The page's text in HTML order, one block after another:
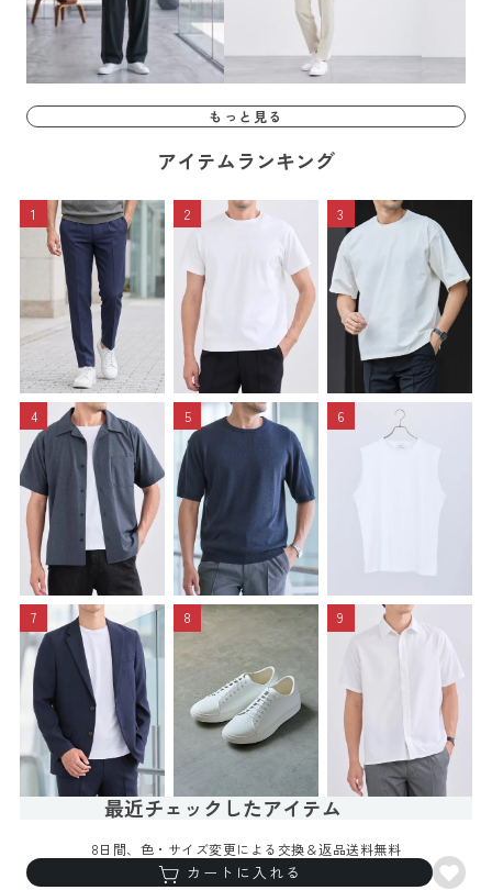
8日間、色・サイズ変更による交換＆返品送料無料
カートに入れる
もっと見る
アイテムランキング
1 2 3
4 5 6
7 8 9
最近チェックしたアイテム
よく一緒に購入されているアイテム